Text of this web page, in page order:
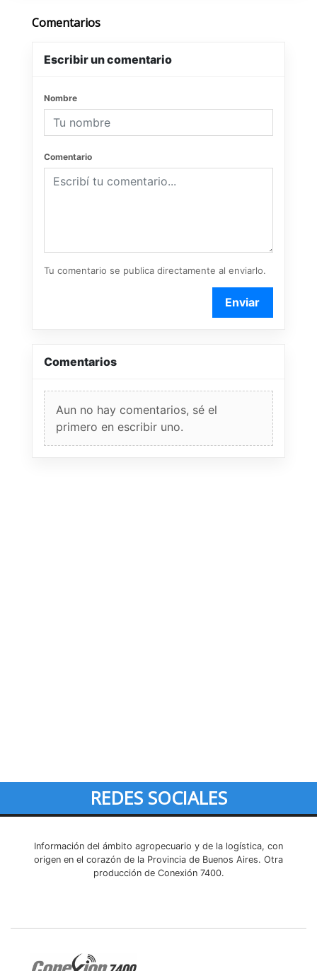
Comentarios
Escribir un comentario
Nombre
Comentario
Tu comentario se publica directamente al enviarlo.
Enviar
Comentarios
Aun no hay comentarios, sé el
primero en escribir uno.
REDES SOCIALES
Información del ámbito agropecuario y de la logística, con
origen en el corazón de la Provincia de Buenos Aires. Otra
producción de Conexión 7400.